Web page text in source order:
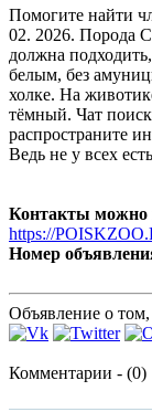
Помогите найти
02. 2026. Порода
должна
белым, без
холке. На
тёмный. Чат
распространите
Ведь не у всех
Контакты можно
https://
Номер
Объявление о том,
Комментарии - (0)